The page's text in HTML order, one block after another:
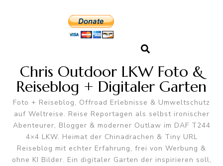
Chris Outdoor LKW Foto &
Reiseblog + Digitaler Garten
Foto + Reiseblog, Offroad Erlebnisse & Umweltschutz
auf Weltreise. Reise Reportagen als selbst ironischer
Abenteurer, Blogger & moderner Outlaw im DAF T244
4×4 LKW. Heimat der Chinadrachen & Tiny URL
Reiseblog mit echter Erfahrung, frei von Werbung &
ohne KI Bilder. Ein digitaler Garten der inspirieren soll,